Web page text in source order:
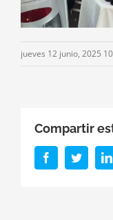
jueves 12 junio, 2025
Compartir
FacebookTwitter